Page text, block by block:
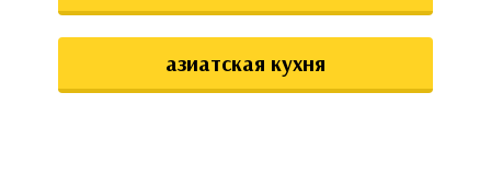
азиатская кухня